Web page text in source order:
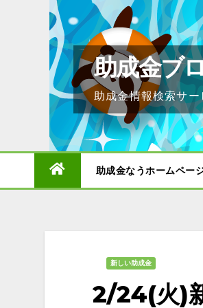
助成金ブ
助成金情報検索サ
助成金なうホームペー
新しい助成金
2/24(火)